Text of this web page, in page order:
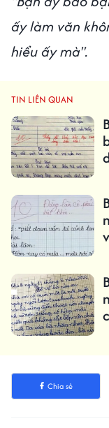
ấy làm văn
hiểu ấy mà".
TIN LIÊN QUAN
Chia sẻ